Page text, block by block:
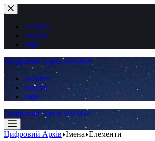
Перейти
до
вмістуГоловна
Пошук
Інфо
Цифровий Архів ННМБУ
Головна
Пошук
Інфо
Цифровий Архів ННМБУ
Цифровий Архів Імена Елементи